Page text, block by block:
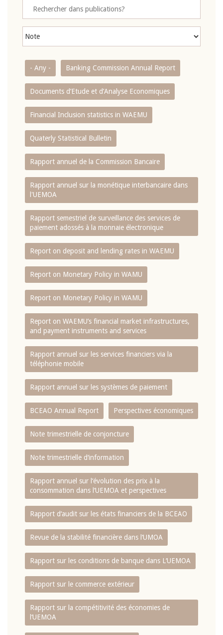
- Any - Banking Commission Annual Report
Documents d’Etude et d’Analyse Economiques
Financial Inclusion statistics in WAEMU
Quaterly Statistical Bulletin
Rapport annuel de la Commission Bancaire
Rapport annuel sur la monétique interbancaire dans
l'UEMOA
Rapport semestriel de surveillance des services de
paiement adossés à la monnaie électronique
Report on deposit and lending rates in WAEMU
Report on Monetary Policy in WAMU
Report on Monetary Policy in WAMU
Report on WAEMU’s financial market infrastructures,
and payment instruments and services
Rapport annuel sur les services financiers via la
téléphonie mobile
Rapport annuel sur les systèmes de paiement
BCEAO Annual Report Perspectives économiques
Note trimestrielle de conjoncture
Note trimestrielle d‘information
Rapport annuel sur l‘évolution des prix à la
consommation dans l‘UEMOA et perspectives
Rapport d‘audit sur les états financiers de la BCEAO
Revue de la stabilité financière dans l‘UMOA
Rapport sur les conditions de banque dans L‘UEMOA
Rapport sur le commerce extérieur
Rapport sur la compétitivité des économies de
l‘UEMOA